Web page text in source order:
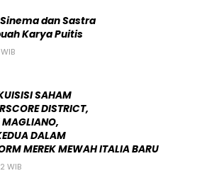
Sinema dan Sastra
Karya Puitis
SAHAM
DISTRICT,
MAGLIANO,
DALAM
MEREK MEWAH ITALIA BARU
WIB